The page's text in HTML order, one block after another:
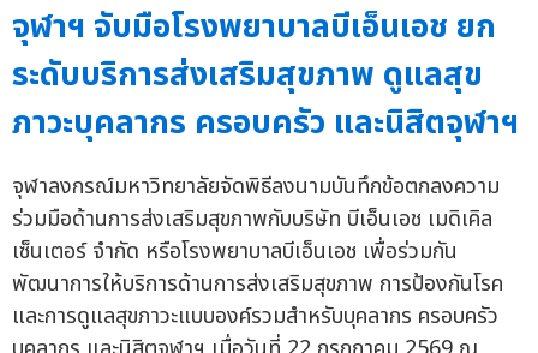
จุฬาฯ จับมือโรงพยาบาลบีเอ็นเอช ยก
ระดับบริการส่งเสริมสุขภาพ ดูแลสุข
ภาวะบุคลากร ครอบครัว และนิสิตจุฬาฯ
จุฬาลงกรณ์มหาวิทยาลัยจัดพิธีลงนามบันทึกข้อตกลงความ
ร่วมมือด้านการส่งเสริมสุขภาพกับบริษัท บีเอ็นเอช เมดิเคิล
เซ็นเตอร์ จำกัด หรือโรงพยาบาลบีเอ็นเอช เพื่อร่วมกัน
พัฒนาการให้บริการด้านการส่งเสริมสุขภาพ การป้องกันโรค
และการดูแลสุขภาวะแบบองค์รวมสำหรับบุคลากร ครอบครัว